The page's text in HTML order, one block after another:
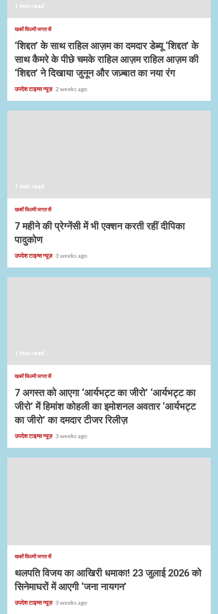
1 min read
खबरें फिल्मी जगत सें
‘शिद्दत’ के साथ राहिल आज़म का दमदार डेब्यू ‘शिद्दत’ के
साथ कैमरे के पीछे चमके राहिल आज़म राहिल आज़म की
‘शिद्दत’ ने दिखाया जुनून और जज़्बात का नया रंग
उपदेश टाइम्स न्यूज़ 2 weeks ago
1 min read
खबरें फिल्मी जगत सें
7 महीने की प्रेग्नेंसी में भी एक्शन करती रहीं दीपिका
पादुकोण
उपदेश टाइम्स न्यूज़ 3 weeks ago
1 min read
खबरें फिल्मी जगत सें
7 अगस्त को आएगा ‘आर्यभट्ट का जीरो’ ‘आर्यभट्ट का
जीरो’ में हिमांश कोहली का इमोशनल अवतार ‘आर्यभट्ट
का जीरो’ का दमदार टीजर रिलीज़
उपदेश टाइम्स न्यूज़ 3 weeks ago
खबरें फिल्मी जगत सें
थलपति विजय का आखिरी धमाका! 23 जुलाई 2026 को
सिनेमाघरों में आएगी ‘जना नायगन’
उपदेश टाइम्स न्यूज़ 3 weeks ago